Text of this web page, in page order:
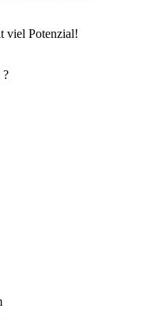
viel Potenzial!
?